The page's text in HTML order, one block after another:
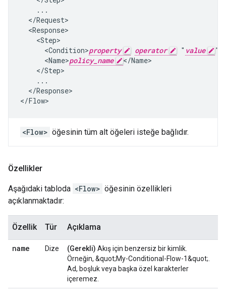
    ...
  </Request>
  <Response>
    <Step>
      <Condition>
property operator " value
      <Name>
policy_name
</Name>
    </Step>
    ...
  </Response>
</Flow>
<Flow> öğesinin tüm alt öğeleri isteğe bağlıdır.
Özellikler
Aşağıdaki tabloda <Flow> öğesinin özellikleri
açıklanmaktadır:
Özellik Tür Açıklama
name Dize (Gerekli) Akış için benzersiz bir kimlik.
Örneğin, &quot;My-Conditional-Flow-1&quot;.
Ad, boşluk veya başka özel karakterler
içeremez.